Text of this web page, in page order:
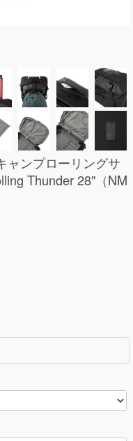
ャンプローリングサ
Thunder 28"（NM